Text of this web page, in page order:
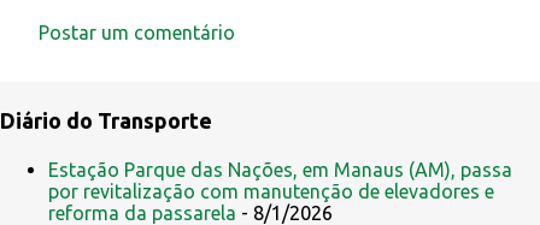
Postar um comentário
Diário do Transporte
Estação Parque das Nações, em Manaus (AM), passa
por revitalização com manutenção de elevadores e
reforma da passarela - 8/1/2026